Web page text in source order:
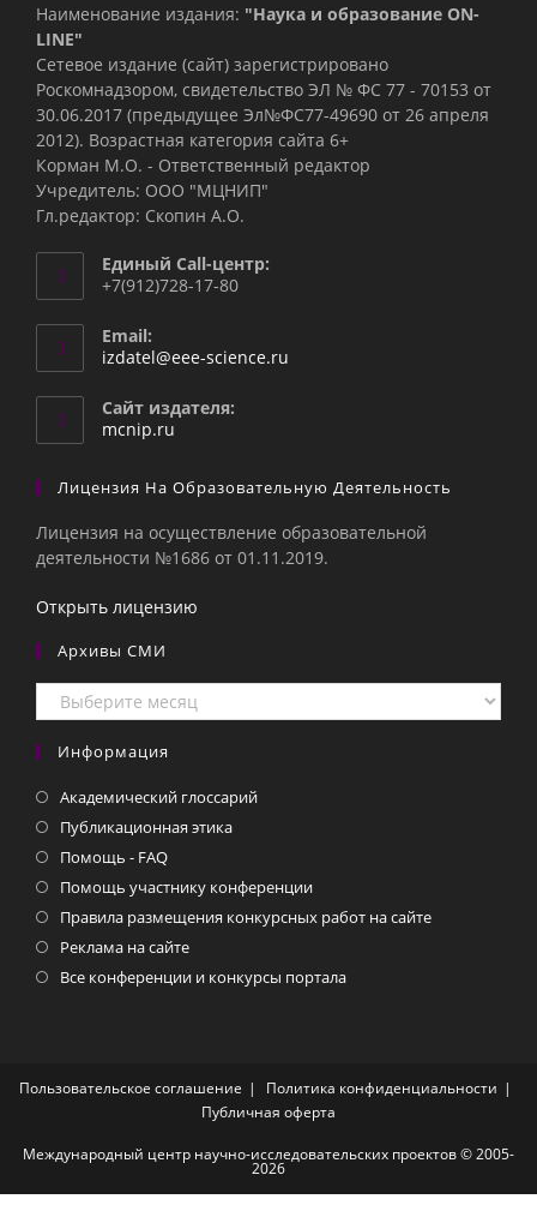
Наименование издания: "Наука и образование ON-
LINE"
Сетевое издание (сайт) зарегистрировано
Роскомнадзором, свидетельство ЭЛ № ФС 77 - 70153 от
30.06.2017 (предыдущее Эл№ФC77-49690 от 26 апреля
2012). Возрастная категория сайта 6+
Корман М.О. - Ответственный редактор
Учредитель: ООО "МЦНИП"
Гл.редактор: Скопин А.О.
Единый Call-центр:
+7(912)728-17-80
Email:
izdatel@eee-science.ru
Сайт издателя:
mcnip.ru
Лицензия На Образовательную Деятельность
Лицензия на осуществление образовательной
деятельности №1686 от 01.11.2019.
Открыть лицензию
Архивы СМИ
Информация
Академический глоссарий
Публикационная этика
Помощь - FAQ
Помощь участнику конференции
Правила размещения конкурсных работ на сайте
Реклама на сайте
Все конференции и конкурсы портала
Пользовательское соглашение
Политика конфиденциальности
Публичная оферта
Международный центр научно-исследовательских проектов © 2005-
2026